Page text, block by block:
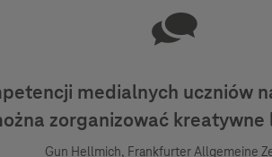
medialnych uczniów
zorganizować
Gun Hellmich, Frankfurter Allgemeine